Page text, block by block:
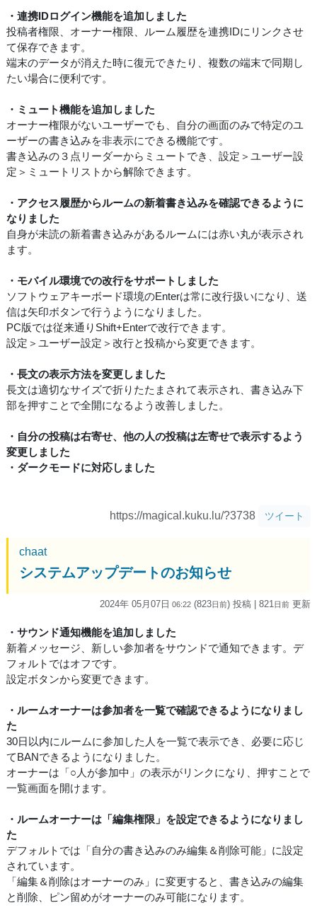
・連携IDログイン機能を追加しました
投稿者権限、オーナー権限、ルーム履歴を連携IDにリンクさせ
て保存できます。
端末のデータが消えた時に復元できたり、複数の端末で同期し
たい場合に便利です。
・ミュート機能を追加しました
オーナー権限がないユーザーでも、自分の画面のみで特定のユ
ーザーの書き込みを非表示にできる機能です。
書き込みの３点リーダーからミュートでき、設定＞ユーザー設
定＞ミュートリストから解除できます。
・アクセス履歴からルームの新着書き込みを確認できるように
なりました
自身が未読の新着書き込みがあるルームには赤い丸が表示され
ます。
・モバイル環境での改行をサポートしました
ソフトウェアキーボード環境のEnterは常に改行扱いになり、送
信は矢印ボタンで行うようになりました。
PC版では従来通りShift+Enterで改行できます。
設定＞ユーザー設定＞改行と投稿から変更できます。
・長文の表示方法を変更しました
長文は適切なサイズで折りたたまされて表示され、書き込み下
部を押すことで全開になるよう改善しました。
・自分の投稿は右寄せ、他の人の投稿は左寄せで表示するよう
変更しました
・ダークモードに対応しました
https://magical.kuku.lu/?3738 ツイート
chaat
システムアップデートのお知らせ
2024年 05月07日 06:22 (823日前) 投稿 | 821 日前 更新
・サウンド通知機能を追加しました
新着メッセージ、新しい参加者をサウンドで通知できます。デ
フォルトではオフです。
設定ボタンから変更できます。
・ルームオーナーは参加者を一覧で確認できるようになりまし
た
30日以内にルームに参加した人を一覧で表示でき、必要に応じ
てBANできるようになりました。
オーナーは「○人が参加中」の表示がリンクになり、押すことで
一覧画面を開けます。
・ルームオーナーは「編集権限」を設定できるようになりまし
た
デフォルトでは「自分の書き込みのみ編集＆削除可能」に設定
されています。
「編集＆削除はオーナーのみ」に変更すると、書き込みの編集
と削除、ピン留めがオーナーのみ可能になります。